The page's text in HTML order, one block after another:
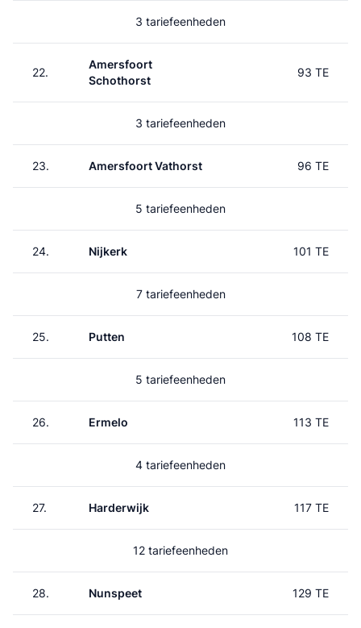
3 tariefeenheden
22.
Amersfoort
Schothorst
93 TE
3 tariefeenheden
23. Amersfoort Vathorst 96 TE
5 tariefeenheden
24. Nijkerk 101 TE
7 tariefeenheden
25. Putten 108 TE
5 tariefeenheden
26. Ermelo 113 TE
4 tariefeenheden
27. Harderwijk 117 TE
12 tariefeenheden
28. Nunspeet 129 TE